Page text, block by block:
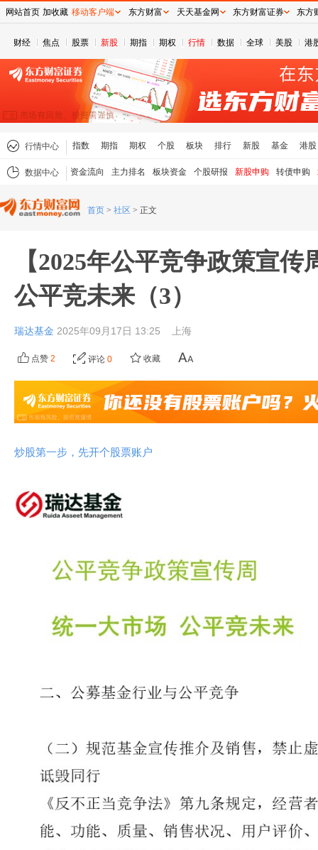
财经 焦点 股票 新股 期指 期权 行情 数据 全球 美股 港
行情中心 指数 期指 期权 个股 板块 排行 新股 基金 港股
数据中心 资金流向 主力排名 板块资金 个股研报 新股申购 转债申购
首页 > 社区 > 正文
【2025年公平竞争政策宣
公平竞未来（3）
瑞达基金 2025年09月17日 13:25 上海
点赞 2 评论 0 收藏
炒股第一步，先开个股票账户
网站首页 加收藏 移动客户端 东方财富 天天基金网 东方财富证券 东方